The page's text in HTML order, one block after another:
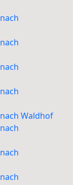
Waldhof